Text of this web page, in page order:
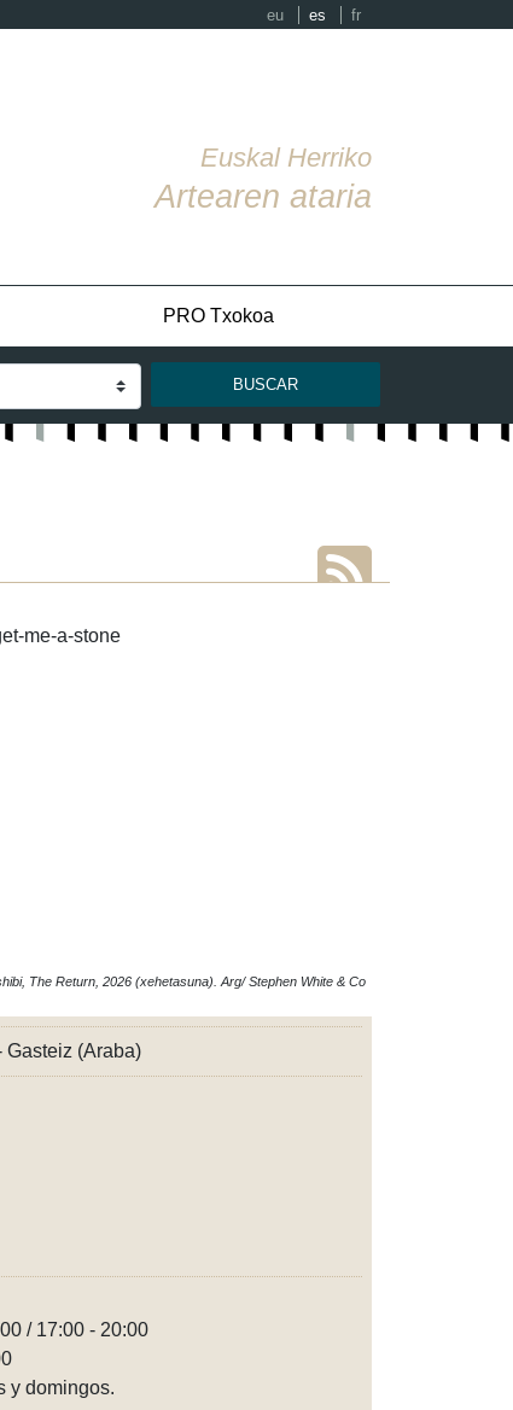
eu es fr
Euskal Herriko
Artearen ataria
PRO Txokoa
BUSCAR
The Return, 2026 (xehetasuna). Arg/ Stephen White & Co
Gasteiz (Araba)
/ 17:00 - 20:00
y domingos.